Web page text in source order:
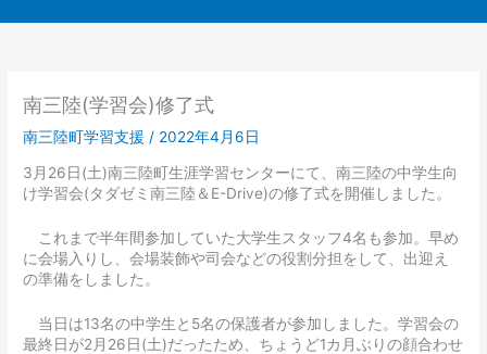
南三陸(学習会)修了式
南三陸町学習支援 / 2022年4月6日
3月26日(土)南三陸町生涯学習センターにて、南三陸の中学生向
け学習会(タダゼミ南三陸＆E-Drive)の修了式を開催しました。
これまで半年間参加していた大学生スタッフ4名も参加。早め
に会場入りし、会場装飾や司会などの役割分担をして、出迎え
の準備をしました。
当日は13名の中学生と5名の保護者が参加しました。学習会の
最終日が2月26日(土)だったため、ちょうど1カ月ぶりの顔合わせ